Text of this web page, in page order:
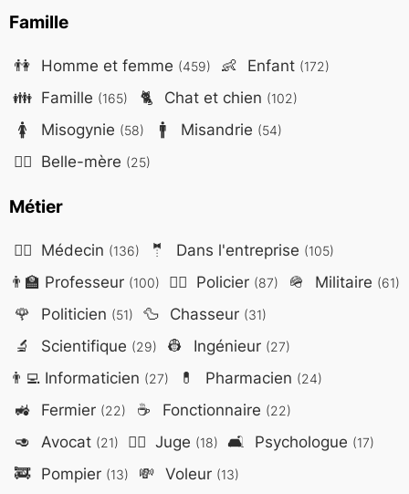
Famille
👫 Homme et femme (459) 👶 Enfant (172)
👪 Famille (165) 🐈 Chat et chien (102)
🚺 Misogynie (58) 🚹 Misandrie (54)
🤷‍♀️ Belle-mère (25)
Métier
👨‍⚕️ Médecin (136) 🤵 Dans l'entreprise (105)
👨‍🏫 Professeur (100) 👮‍♂️ Policier (87) 🪖 Militaire (61)
🌹 Politicien (51) 🦆 Chasseur (31)
🔬 Scientifique (29) 👷 Ingénieur (27)
👨‍💻Informaticien (27) 💊 Pharmacien (24)
🚜 Fermier (22) ☕ Fonctionnaire (22)
🥑 Avocat (21) 👨‍⚖️ Juge (18) 🛋️ Psychologue (17)
🚒 Pompier (13) 💸 Voleur (13)